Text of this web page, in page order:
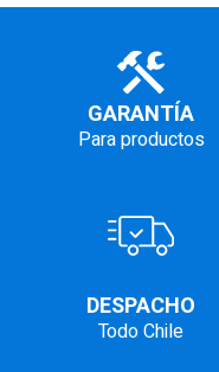
GARANTÍA
Para productos
DESPACHO
Todo Chile